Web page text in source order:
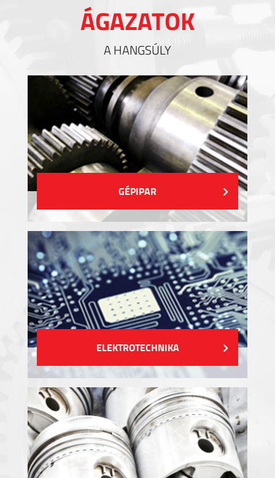
Kitöltések és hőkezelés
Szigetelés
MUTASS TÖBBET
ÁGAZATOK
A HANGSÚLY
GÉPIPAR
ELEKTROTECHNIKA